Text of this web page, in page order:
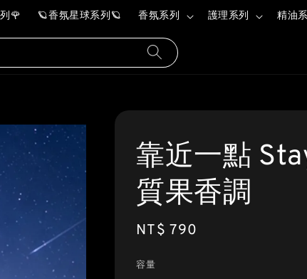
🌹 🪐香氛星球系列🪐 香氛系列 護理系列 精油
靠近一點
質果香調
Regular
NT$ 790
容量